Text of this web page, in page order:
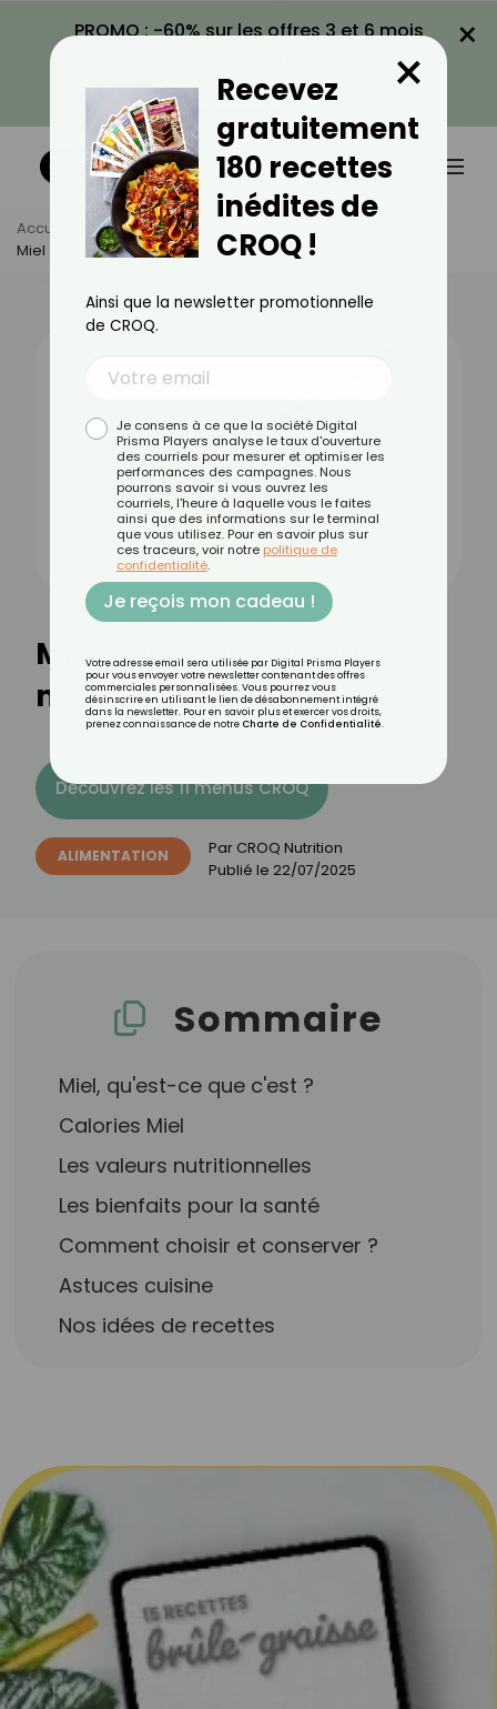
PROMO : -60% sur les offres 3 et 6 mois
VOIR LA PROMO
×
Accueil Actus
Alimentation
Miel : Bienfaits, Valeurs Nutritionnelles Et Recettes
Miel : bienfaits, valeurs
nutritionnelles et recettes
Découvrez les 11 menus CROQ
ALIMENTATION Par CROQ Nutrition
Publié le 22/07/2025
Sommaire
Miel, qu'est-ce que c'est ?
Calories Miel
Les valeurs nutritionnelles
Les bienfaits pour la santé
Comment choisir et conserver ?
Astuces cuisine
Nos idées de recettes
Recevez
gratuitement
180 recettes
inédites de
CROQ !
×
Ainsi que la newsletter promotionnelle
de CROQ.
Je consens à ce que la société Digital
Prisma Players analyse le taux d'ouverture
des courriels pour mesurer et optimiser les
performances des campagnes. Nous
pourrons savoir si vous ouvrez les
courriels, l'heure à laquelle vous le faites
ainsi que des informations sur le terminal
que vous utilisez. Pour en savoir plus sur
ces traceurs, voir notre politique de
confidentialité.
Je reçois mon cadeau !
Votre adresse email sera utilisée par Digital Prisma Players
pour vous envoyer votre newsletter contenant des offres
commerciales personnalisées. Vous pourrez vous
désinscrire en utilisant le lien de désabonnement intégré
dans la newsletter. Pour en savoir plus et exercer vos droits,
prenez connaissance de notre Charte de Confidentialité.